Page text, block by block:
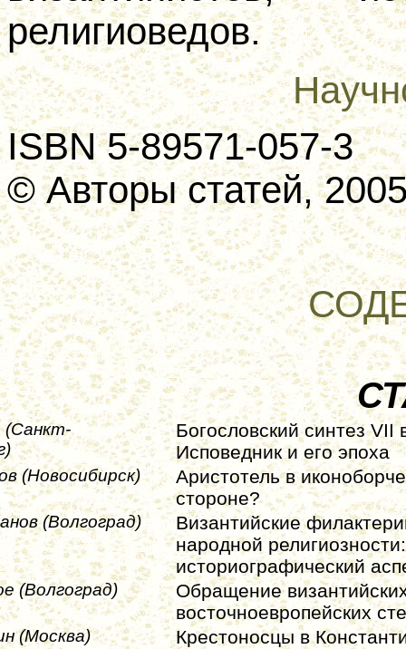
религиоведов.
ISВN 5-89571-057-3
© Авторы статей,
(Санкт-
Богословский синтез VII
Исповедник и его эпоха
(Новосибирск)
Аристотель в
стороне?
(Волгоград)
Византийские
народной религиозности:
историографический
(Волгоград)
Обращение
восточноевропейских
(Москва) Крестоносцы в